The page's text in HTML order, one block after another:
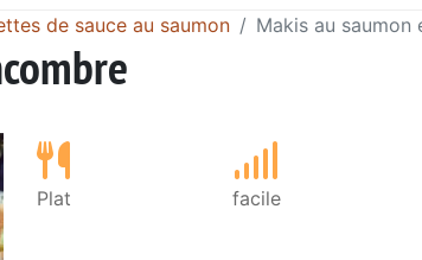
de sauce au saumon Makis au
Plat facile